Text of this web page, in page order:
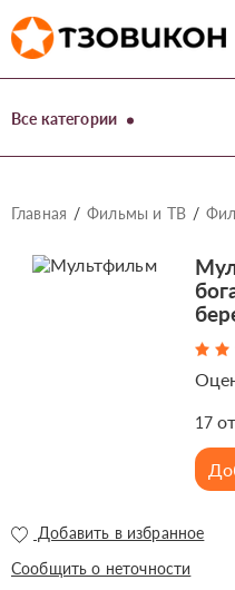
Все категории
Главная Фильмы и ТВ
17
Добавить в избранное
Сообщить о неточности